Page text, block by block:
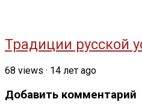
Традиции русской
68 views · 14 лет ago
Добавить комментарий